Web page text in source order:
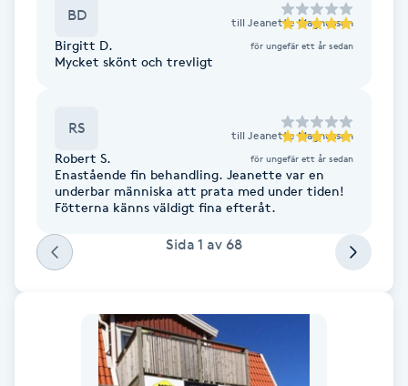
Face framing
Fettreducering
Fibromassage
BD till Jeanette Magnusson
Birgitt D. för ungefär ett år sedan
Mycket skönt och trevligt
RS till Jeanette Magnusson
Robert S. för ungefär ett år sedan
Enastående fin behandling. Jeanette var en
underbar människa att prata med under tiden!
Fötterna känns väldigt fina efteråt.
Sida 1 av 68